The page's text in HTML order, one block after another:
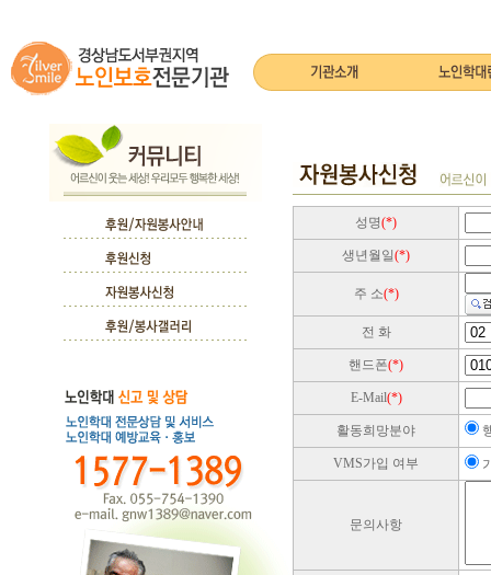
성명(*)
생년월일 (*)
주 소(*)
전 화
핸드폰(*)
E-Mail(*)
활동희망분야
VMS가입 여부
문의사항